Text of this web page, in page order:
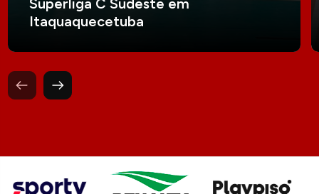
Superliga C Sudeste em
Itaquaquecetuba